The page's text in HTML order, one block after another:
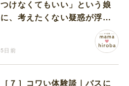
つけなくてもいい」という娘
に、考えたくない疑惑が浮か
5日前
［７］コワい体験談｜バスに